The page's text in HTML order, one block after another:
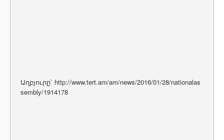
Աղբյուրը` http://www.tert.am/am/news/2016/01/28/nationalas
sembly/1914178